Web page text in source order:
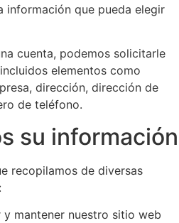
información que pueda elegir
cuenta, podemos solicitarle
elementos como
dirección, dirección de
de teléfono.
su información
recopilamos de diversas
mantener nuestro sitio web